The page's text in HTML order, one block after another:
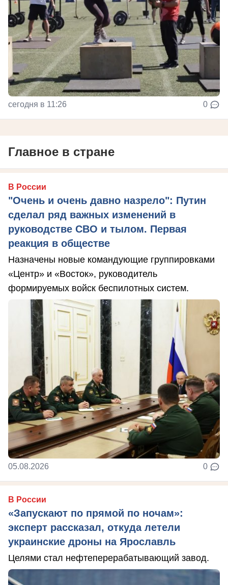
сегодня в 11:26 0
Главное в стране
В России
"Очень и очень давно назрело": Путин
сделал ряд важных изменений в
руководстве СВО и тылом. Первая
реакция в обществе
Назначены новые командующие группировками
«Центр» и «Восток», руководитель
формируемых войск беспилотных систем.
05.08.2026 0
В России
«Запускают по прямой по ночам»:
эксперт рассказал, откуда летели
украинские дроны на Ярославль
Целями стал нефтеперерабатывающий завод.